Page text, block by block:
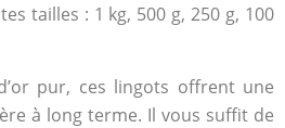
tailles : 1 kg, 500 g, 250 g, 100
pur, ces lingots offrent une
à long terme. Il vous suffit de